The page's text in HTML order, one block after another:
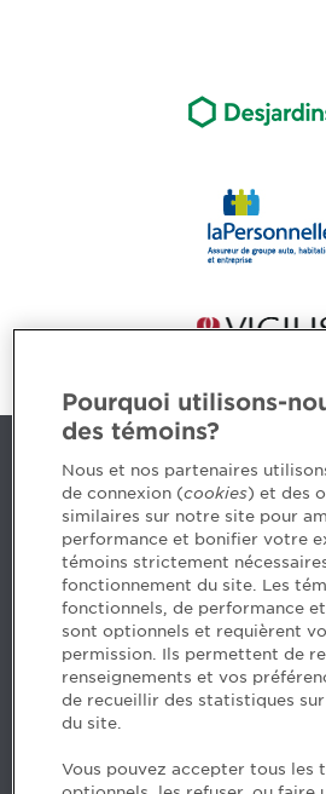
Nous joindre
5, Place Ville Marie, bureau 800,
H3B 2G2
www.cpaquebec.ca
Des questions? Faites appel à
Envie de mettre de l’Ordre
les postes disponibles >
Facebook - Devenir CPA
Pourquoi utilisons-
des témoins?
Nous et nos partenaires
de connexion (cookies) et des
similaires sur notre site pour
performance et bonifier votre
témoins strictement
fonctionnement du site. Les
fonctionnels, de performance
sont optionnels et requièrent
permission. Ils permettent de
renseignements et vos
de recueillir des statistiques
du site.
Vous pouvez accepter tous les